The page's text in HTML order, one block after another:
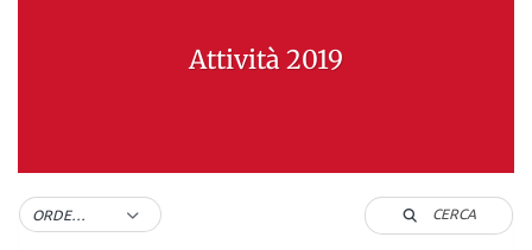
Attività 2019
ORDER BY DEFAULT CERCA